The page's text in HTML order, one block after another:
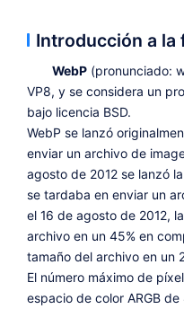
Introducción a la
WebP(pronunciado:
VP8, y se considera un
bajo licencia BSD.
WebP se lanzó
enviar un archivo de
agosto de 2012 se lanzó
se tardaba en enviar un
el 16 de agosto de 2012,
archivo en un 45% en
tamaño del archivo en un
El número máximo de
espacio de color ARGB